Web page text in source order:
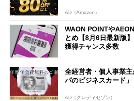
AD（Amazon）
WAON POINTや
とめ【8月6日最新版
獲得チャンス多数
全経営者・個人事業
パのビジネスカード」
AD（クレディセゾン）